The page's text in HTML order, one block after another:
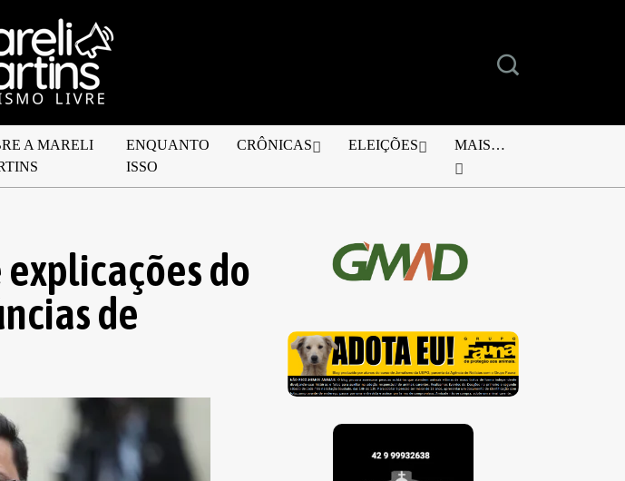
A MARELI
ENQUANTO
ISSO
CRÔNICAS ELEIÇÕES MAIS…
do
de